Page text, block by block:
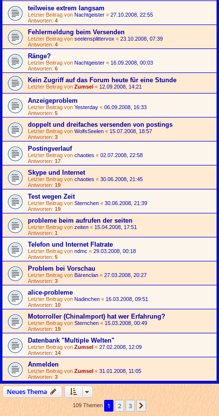
teilweise extrem langsam
Letzter Beitrag von Nachtgeister « 27.10.2008, 22:55
Antworten: 4
Fehlermeldung beim Versenden
Letzter Beitrag von seelensplittervox « 23.10.2008, 07:39
Antworten: 4
Ränge?
Letzter Beitrag von Nachtgeister « 16.09.2008, 00:03
Antworten: 6
Kein Zugriff auf das Forum heute für eine Stunde
Letzter Beitrag von Zumsel « 12.09.2008, 14:21
Anzeigeproblem
Letzter Beitrag von Yesterday « 06.09.2008, 16:33
Antworten: 5
doppelt und dreifaches versenden von postings
Letzter Beitrag von WolfsSeelen « 15.07.2008, 18:57
Antworten: 3
Postingverlauf
Letzter Beitrag von chaoties « 02.07.2008, 22:58
Antworten: 17
Skype und Internet
Letzter Beitrag von chaoties « 30.06.2008, 21:45
Antworten: 19
Test wegen Zeit
Letzter Beitrag von Sternchen « 30.06.2008, 21:39
Antworten: 19
probleme beim aufrufen der seiten
Letzter Beitrag von zeiten « 15.04.2008, 17:51
Antworten: 1
Telefon und Internet Flatrate
Letzter Beitrag von ndmc « 29.03.2008, 00:18
Antworten: 5
Problem bei Vorschau
Letzter Beitrag von Bärenclan « 27.03.2008, 20:27
Antworten: 3
alice-probleme
Letzter Beitrag von Nadinchen « 16.03.2008, 09:51
Antworten: 10
Motorroller (ChinaImport) hat wer Erfahrung?
Letzter Beitrag von Sternchen « 15.03.2008, 00:49
Antworten: 19
Datenbank "Multiple Welten"
Letzter Beitrag von Zumsel « 27.02.2008, 12:09
Antworten: 14
Anmelden
Letzter Beitrag von Zumsel « 31.01.2008, 11:05
Antworten: 3
Neues Thema
109 Themen 1 2 3 Nächste